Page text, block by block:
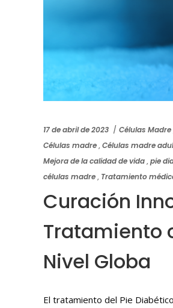
17 de abril de 2023 Células Madre
Células madre,Células madre
Mejora de la calidad de vida,pie
células madre, Tratamiento
Curación
Tratamiento
Nivel Globa
El tratamiento del Pie